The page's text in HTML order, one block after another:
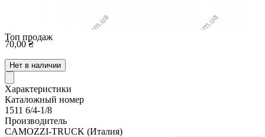
Топ продаж
70,00 ₴
Нет в наличии
Характеристики
Каталожный номер
1511 6/4-1/8
Производитель
CAMOZZI-TRUCK (Италия)